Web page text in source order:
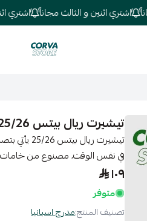
اشتري اثنين و الثالث مجاناً اشتري اثنين
كورفا ستور
تيشيرت ريال بيتس 25/26
تيشيرت
في نفس الوقت، مصنوع من
١٠٩
متوفر
تصنيف المنتج:مدرج اسبانيا